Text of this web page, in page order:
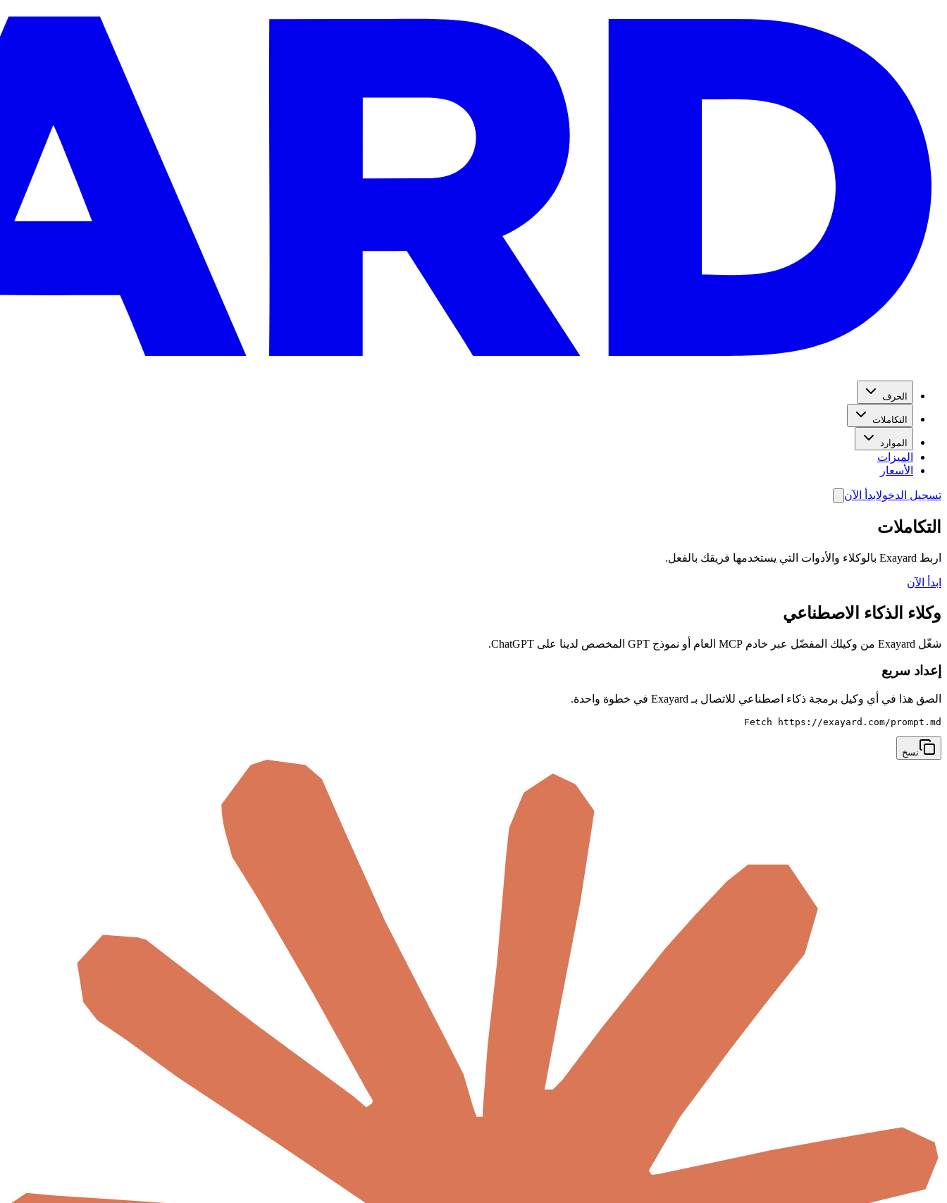
الحرف
التكاملات
الموارد
الميزات
الأسعار
تسجيل الدخولابدأ الآن
التكاملات
اربط Exayard بالوكلاء والأدوات التي يستخدمها فريقك بالفعل.
ابدأ الآن
وكلاء الذكاء الاصطناعي
شغّل Exayard من وكيلك المفضّل عبر خادم MCP العام أو نموذج GPT المخصص لدينا على ChatGPT.
إعداد سريع
الصق هذا في أي وكيل برمجة ذكاء اصطناعي للاتصال بـ Exayard في خطوة واحدة.
Fetch https://exayard.com/prompt.md
نسخ